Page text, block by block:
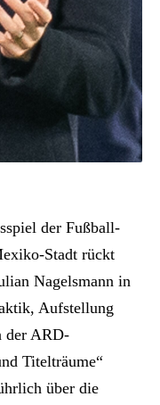
der Fußball-
Stadt rückt
Nagelsmann in
Aufstellung
der ARD-
Titelträume“
über die